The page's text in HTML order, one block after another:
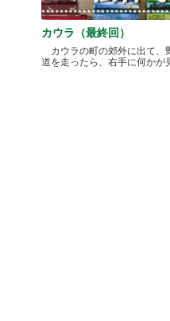
カウラ（最終回）
カウラの町の郊外に出て、
道を走ったら、右手に何かが